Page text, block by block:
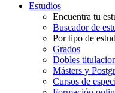
Estudios
Encuentra tu
Buscador de
Por tipo de
Grados
Dobles
Másters y
Cursos de